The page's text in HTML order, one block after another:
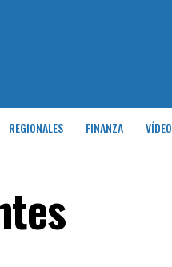
REGIONALES FINANZA VÍDEO